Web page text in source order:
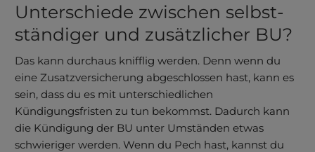
Unter­schiede zwischen selbst­
ständiger und zusätzlicher BU?
Das kann durchaus knifflig werden. Denn wenn du
eine Zusatz­versicherung abgeschlossen hast, kann es
sein, dass du es mit unterschiedlichen
Kündigungsfristen zu tun bekommst. Dadurch kann
die Kündigung der BU unter Umständen etwas
schwieriger werden. Wenn du Pech hast, kannst du